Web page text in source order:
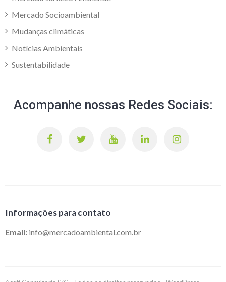
Mercado Socioambiental
Mudanças climáticas
Notícias Ambientais
Sustentabilidade
Acompanhe nossas Redes Sociais:
Informações para contato
Email: info@mercadoambiental.com.br